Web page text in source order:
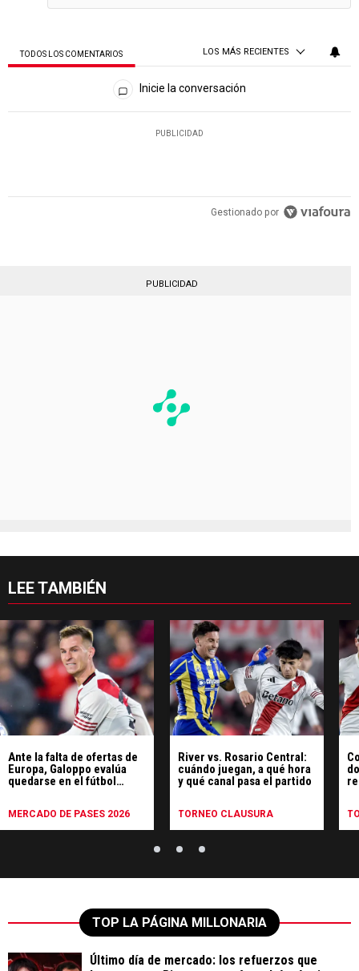
TODOS LOS COMENTARIOS LOS MÁS RECIENTES
Todos los comentarios
Inicie la conversación
PUBLICIDAD
Gestionado por
PUBLICIDAD
LEE TAMBIÉN
Ante la falta de ofertas de
Europa, Galoppo evalúa
quedarse en el fútbol
MERCADO DE PASES 2026
River vs. Rosario Central:
cuándo juegan, a qué hora
y qué canal pasa el partido
TORNEO CLAUSURA
TOP LA PÁGINA MILLONARIA
Último día de mercado: los refuerzos que